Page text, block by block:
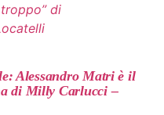
di
Alessandro Matri è il
di Milly Carlucci –